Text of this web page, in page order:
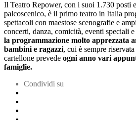
Il Teatro Repower, con i suoi 1.730 posti
palcoscenico, è il primo teatro in Italia
spettacoli con maestose scenografie e
concerti, danza, comicità, eventi speciali
la programmazione molto apprezzata
bambini e ragazzi, cui è sempre
cartellone prevede ogni anno vari
famiglie.
Condividi su